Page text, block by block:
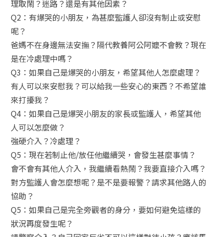
理取鬧？迷路？還是有其他因素？
Q2：有爆哭的小朋友，為甚麼監護人卻沒有制止或安慰
呢？
爸媽不在身邊無法安撫？隔代教養阿公阿嬤不會教？現在
是在冷處理中嗎？
Q3：如果自己是爆哭的小朋友，希望其他人怎麼處理？
有人可以來安慰我？可以給我一些安心的東西？不希望誰
來打擾我？
Q4：如果自己是爆哭小朋友的家長或監護人，希望其他
人可以怎麼做？
強硬介入？冷處理？
Q5：現在若制止他/放任他繼續哭，會發生甚麼事情？
會不會有其他人介入，我繼續看熱鬧？我要直接介入嗎？
對方監護人會怎麼想呢？是不是要報警？請求其他路人的
協助？
Q5：如果自己是完全旁觀者的身分，要如何避免這樣的
狀況再度發生呢？